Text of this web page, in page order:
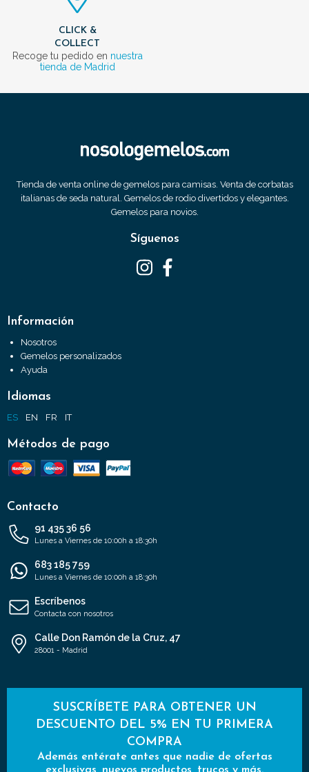
CLICK &
COLLECT
Recoge tu pedido en nuestra
tienda de Madrid
Tienda de venta online de gemelos para camisas. Venta de corbatas
italianas de seda natural. Gemelos de rodio divertidos y elegantes.
Gemelos para novios.
Síguenos
Información
Nosotros
Gemelos personalizados
Ayuda
Idiomas
ES EN FR IT
Métodos de pago
Contacto
91 435 36 56
Lunes a Viernes de 10:00h a 18:30h
683 185 759
Lunes a Viernes de 10:00h a 18:30h
Escríbenos
Contacta con nosotros
Calle Don Ramón de la Cruz, 47
28001 - Madrid
SUSCRÍBETE PARA OBTENER UN
DESCUENTO DEL 5% EN TU PRIMERA
COMPRA
Además entérate antes que nadie de ofertas
exclusivas, nuevos productos, trucos y más.